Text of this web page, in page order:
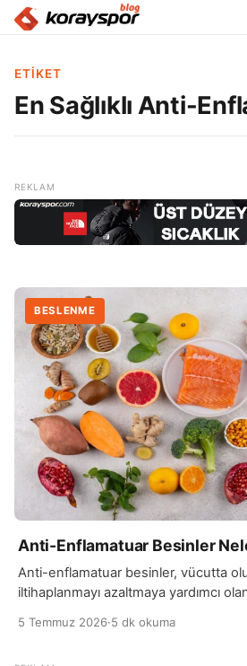
ETIKET
En Sağlıklı Anti-
BESLENME
Anti-Enflamatuar Besinler
Anti-enflamatuar besinler, vücutta
iltihaplanmayı azaltmaya yardımcı
5 Temmuz 2026·5 dk okuma